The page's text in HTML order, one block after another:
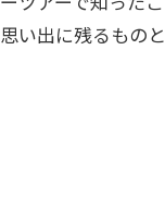
思い出に残るもの